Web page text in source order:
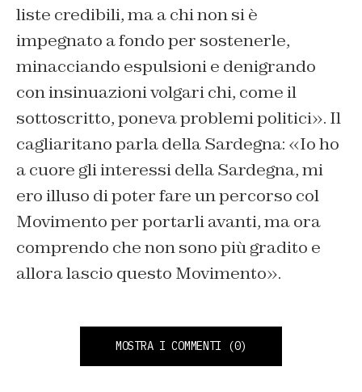
liste credibili, ma a chi non si è
impegnato a fondo per sostenerle,
minacciando espulsioni e denigrando
con insinuazioni volgari chi, come il
sottoscritto, poneva problemi politici». Il
cagliaritano parla della Sardegna: «Io ho
a cuore gli interessi della Sardegna, mi
ero illuso di poter fare un percorso col
Movimento per portarli avanti, ma ora
comprendo che non sono più gradito e
allora lascio questo Movimento».
MOSTRA I COMMENTI (0)